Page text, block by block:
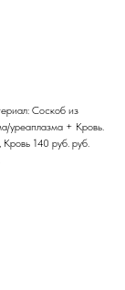
Соскоб из
уреаплазма + Кровь.
140 руб. руб.